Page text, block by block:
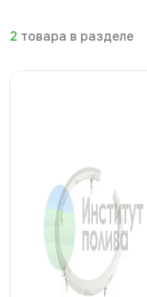
2 товара в разделе